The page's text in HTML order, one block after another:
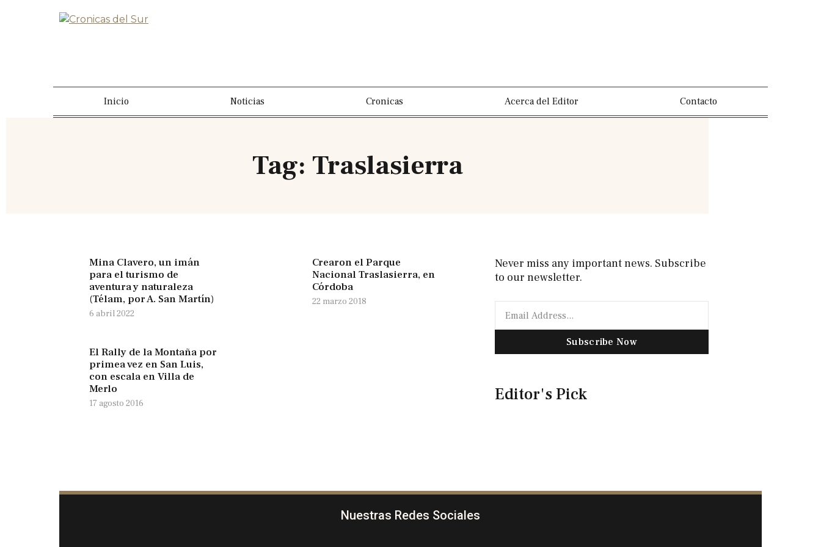
Inicio Noticias Cronicas Acerca del Editor Contacto
Tag: Traslasierra
Mina Clavero, un imán
para el turismo de
aventura y naturaleza
(Télam, por A. San Martín)
6 abril 2022
Crearon el Parque
Nacional Traslasierra, en
Córdoba
22 marzo 2018
El Rally de la Montaña por
primea vez en San Luis,
con escala en Villa de
Merlo
17 agosto 2016
Never miss any important news. Subscribe
to our newsletter.
Subscribe Now
Editor's Pick
Nuestras Redes Sociales